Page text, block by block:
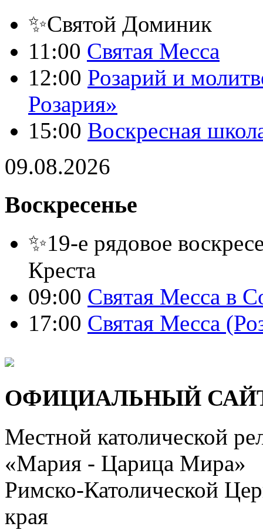
✨Святой Доминик
11:00 Святая Месса
12:00 Розарий и
Розария»
15:00 Воскресная
09.08.2026
Воскресенье
✨19-е рядовое
Креста
09:00 Святая Месса в
17:00 Святая Месса
ОФИЦИАЛЬНЫЙ
Местной католической
«Мария - Царица Мира»
Римско-Католической
края